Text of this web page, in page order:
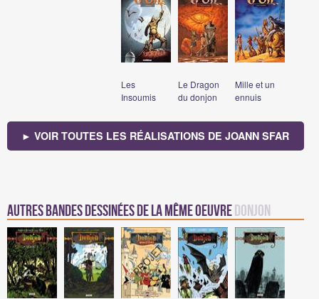
Les
Insoumis
Le Dragon
du donjon
Mille et un
ennuis
► VOIR TOUTES LES RÉALISATIONS DE JOANN SFAR
Autres bandes dessinées de la même oeuvre Donjon